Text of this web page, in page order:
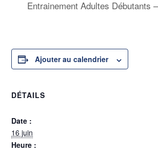
Entrainement Adultes Débutants
Ajouter au calendrier
DÉTAILS
Date :
16 juin
Heure :